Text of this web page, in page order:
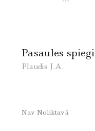
Pasaules spiegi
Plaudis J.A.
Nav Noliktavā